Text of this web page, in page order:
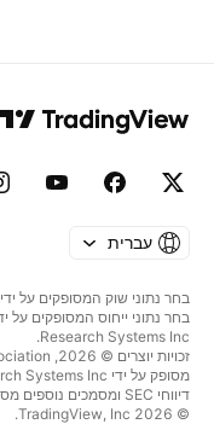
עברית
בחר נתוני שוק המסופקים על ידי
Research Systems Inc.‏
מסופק על ידי FactSet Research Systems Inc. כל הזכויות שמורות.
דיווחי SEC ומסמכים נוספים מסופקים על ידי
© 2026 ‏TradingView, Inc.‏